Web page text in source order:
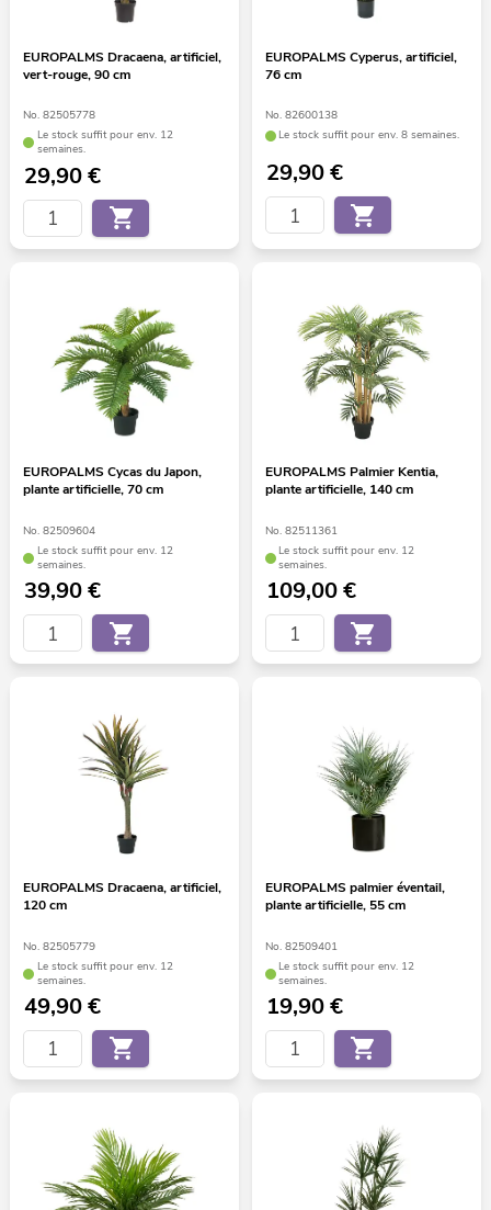
EUROPALMS Dracaena, artificiel,
vert-rouge, 90 cm
No. 82505778
Le stock suffit pour env. 12
semaines.
29,90€
EUROPALMS Cyperus, artificiel,
76 cm
No. 82600138
Le stock suffit pour env. 8 semaines.
29,90€
EUROPALMS Cycas du Japon,
plante artificielle, 70 cm
No. 82509604
Le stock suffit pour env. 12
semaines.
39,90€
EUROPALMS Palmier Kentia,
plante artificielle, 140 cm
No. 82511361
Le stock suffit pour env. 12
semaines.
109,00€
EUROPALMS Dracaena, artificiel,
120 cm
No. 82505779
Le stock suffit pour env. 12
semaines.
49,90€
EUROPALMS palmier éventail,
plante artificielle, 55 cm
No. 82509401
Le stock suffit pour env. 12
semaines.
19,90€